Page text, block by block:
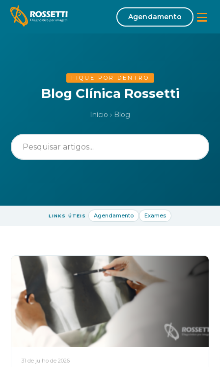
Agendamento
Corpo Clínico
Ultrassonografia
Agendamento
Resultados
Blog
Contato
Ouvidoria
SIGA-NOS
FIQUE POR DENTRO
Blog Clínica Rossetti
Início › Blog
LINKS ÚTEIS Agendamento Exames
31 de julho de 2026